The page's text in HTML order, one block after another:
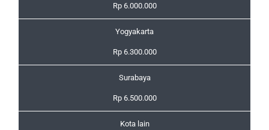
Rp 6.000.000
Yogyakarta
Rp 6.300.000
Surabaya
Rp 6.500.000
Kota lain